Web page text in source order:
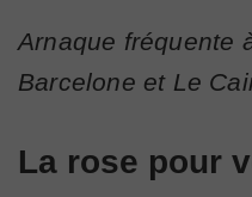
Arnaque fréquente
Barcelone et Le
La rose pour